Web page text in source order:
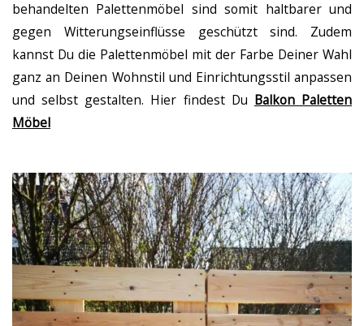
behandelten Palettenmöbel sind somit haltbarer und
gegen Witterungseinflüsse geschützt sind. Zudem
kannst Du die Palettenmöbel mit der Farbe Deiner Wahl
ganz an Deinen Wohnstil und Einrichtungsstil anpassen
und selbst gestalten. Hier findest Du Balkon Paletten
Möbel